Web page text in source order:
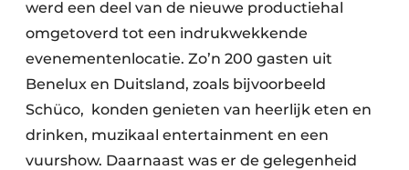
werd een deel van de nieuwe productiehal
omgetoverd tot een indrukwekkende
evenementenlocatie. Zo’n 200 gasten uit
Benelux en Duitsland, zoals bijvoorbeeld
Schüco, konden genieten van heerlijk eten en
drinken, muzikaal entertainment en een
vuurshow. Daarnaast was er de gelegenheid